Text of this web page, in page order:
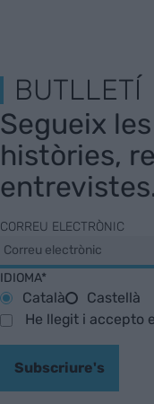
BUTLLETÍ
Segueix
històries,
CORREU ELECTRÒNIC
IDIOMA*
Català
Castellà
He llegit i accepto
Subscriure's